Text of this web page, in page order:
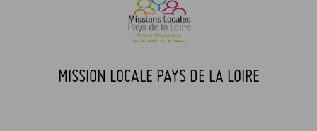
MISSION LOCALE PAYS DE LA LOIRE